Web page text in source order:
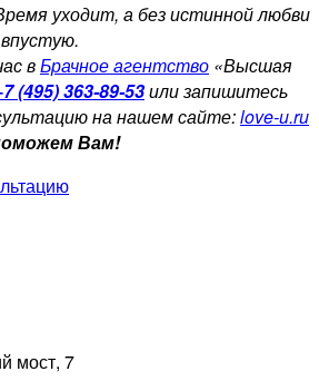
уходит, а без истинной любви
вБрачное агентство «Высшая
(495) 363-89-53или запишитесь
на нашем сайте:love-u.ru
Вам!
мост, 7